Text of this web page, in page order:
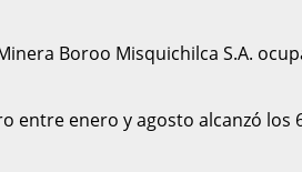
Boroo Misquichilca S.A.
entre enero y agosto alcanzó